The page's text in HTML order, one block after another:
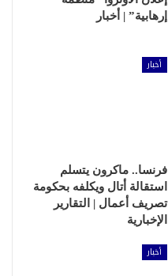
إرهابية” | أخبار
أخبار
فرنسا.. ماكرون يتسلم
استقالة أتال ويكلفه بحكومة
تصريف أعمال | التقارير
الإخبارية
أخبار